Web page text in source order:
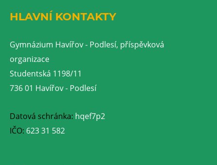
HLAVNÍ KONTAKTY
Gymnázium Havířov - Podlesí, příspěvková
organizace
Studentská 1198/11
736 01 Havířov - Podlesí
Datová schránka: hqef7p2
IČO: 623 31 582